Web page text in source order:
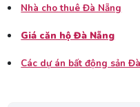
Nhà cho thuê Đà Nẵng
Giá căn hộ Đà Nẵng
Các dự án bất động sản